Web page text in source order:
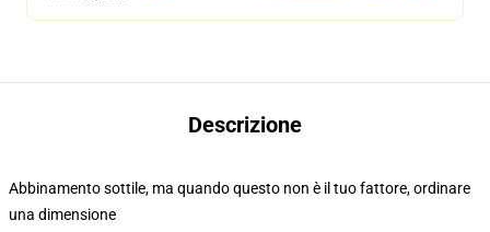
Descrizione
Abbinamento sottile, ma quando questo non è il tuo fattore, ordinare
una dimensione